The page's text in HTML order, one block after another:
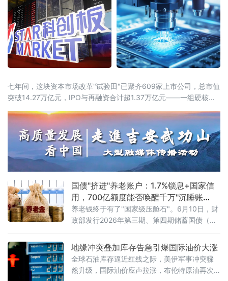
全面扩围在扩大市场准入方面，方案打出了一
套“组合拳”。服务业领域，稳步扩大职业技能
七年间，这块资本市场改革"试验田"已聚齐609家上市公司，总市值
突破14.27万亿元，IPO与再融资合计超1.37万亿元——一组硬核数
近13%研发投入强度，七年稳居A股之首如果说创新是引擎，资本便
是燃料。科创板连续七年保持近13%的研发投入强度，远超全社会
研发经
国债"挤进"养老账户：1.7%锁息+国家信
用，700亿额度能否唤醒千万"沉睡账
户"？
养老钱终于有了"国家级压舱石"。6月10日，财
政部发行2026年第三期、第四期储蓄国债（电
的是，这两期国债首次设置了个人养老金专属
额度，面向个人养老金账户投资者定向发售。
这意味着，自2026年6月起，全国超7200万个
人养老金开户人，终于可以用"养老钱"买国债
地缘冲突叠加库存告急引爆国际油价大涨
全球石油库存逼近红线之际，美伊军事冲突骤
然升级，国际油价应声拉涨，布伦特原油再次